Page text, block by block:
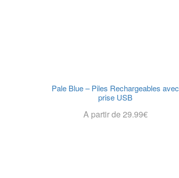
Pale Blue – Piles Rechargeables avec
prise USB
A partir de 29.99€